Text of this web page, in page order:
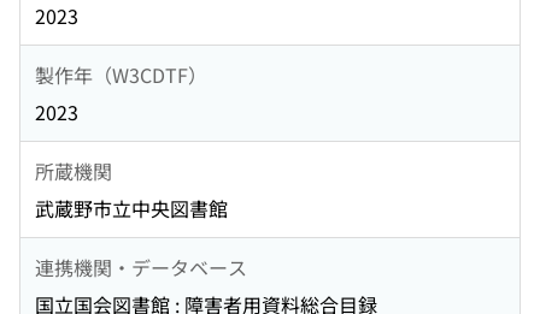
2023
製作年（W3CDTF）
2023
所蔵機関
武蔵野市立中央図書館
連携機関・データベース
国立国会図書館 : 障害者用資料総合目録